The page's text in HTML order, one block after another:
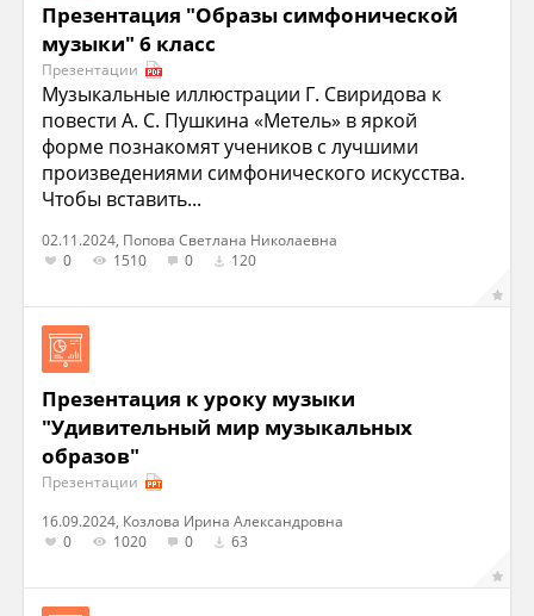
Презентация "Образы симфонической
музыки" 6 класс
Презентации
Музыкальные иллюстрации Г. Свиридова к
повести А. С. Пушкина «Метель» в яркой
форме познакомят учеников с лучшими
произведениями симфонического искусства.
Чтобы вставить...
02.11.2024, Попова Светлана Николаевна
0
1510 0 120
Презентация к уроку музыки
"Удивительный мир музыкальных
образов"
Презентации
16.09.2024, Козлова Ирина Александровна
0
1020 0 63